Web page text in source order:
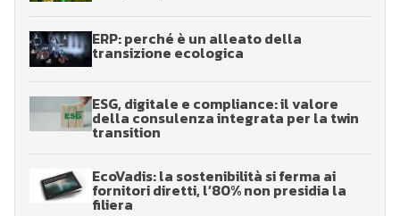
ERP: perché è un alleato della
transizione ecologica
ESG, digitale e compliance: il valore
della consulenza integrata per la twin
transition
EcoVadis: la sostenibilità si ferma ai
fornitori diretti, l’80% non presidia la
filiera